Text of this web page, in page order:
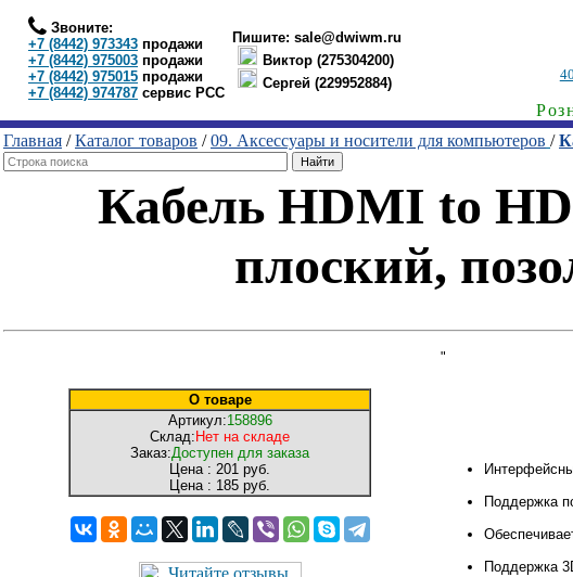
Звоните:
+7 (8442) 973343 продажи
+7 (8442) 975003 продажи
+7 (8442) 975015 продажи
+7 (8442) 974787 сервис РСС
Пишите: sale@dwiwm.ru
Виктор (275304200)
Сергей (229952884)
Главная /Каталог товаров /09. Аксессуары и носители для компьютеров /
Кабель HDMI to
плоский,
О товаре
Артикул:158896
Склад: Нет на складе
Заказ:Доступен для заказа
Цена : 201 руб.
Цена : 185 руб.
"
Поддержка
Поддержка